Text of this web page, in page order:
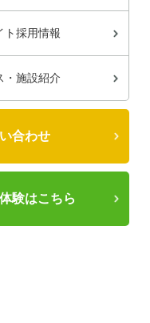
ト採用情報
・施設紹介
合わせ
験はこちら